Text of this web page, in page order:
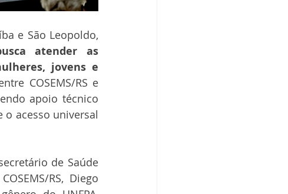
e São Leopoldo,
atender as
jovens e
COSEMS/RS e
apoio técnico
acesso universal
de Saúde
RS, Diego